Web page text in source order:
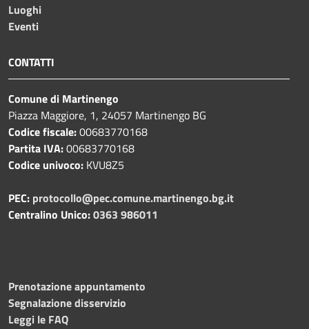
Luoghi
Eventi
CONTATTI
Comune di Martinengo
Piazza Maggiore, 1, 24057 Martinengo BG
Codice fiscale:00683770168
Partita IVA:00683770168
Codice univoco: KVU8Z5
PEC: protocollo@pec.comune.martinengo.bg.it
Centralino Unico:0363 986011
Prenotazione appuntamento
Segnalazione disservizio
Leggi le FAQ